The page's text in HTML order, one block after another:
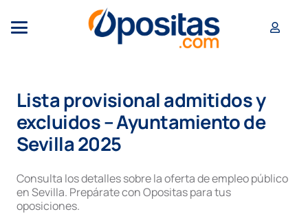
Lista provisional admitidos y
excluidos – Ayuntamiento de
Sevilla 2025
Consulta los detalles sobre la oferta de empleo público
en Sevilla. Prepárate con Opositas para tus
oposiciones.